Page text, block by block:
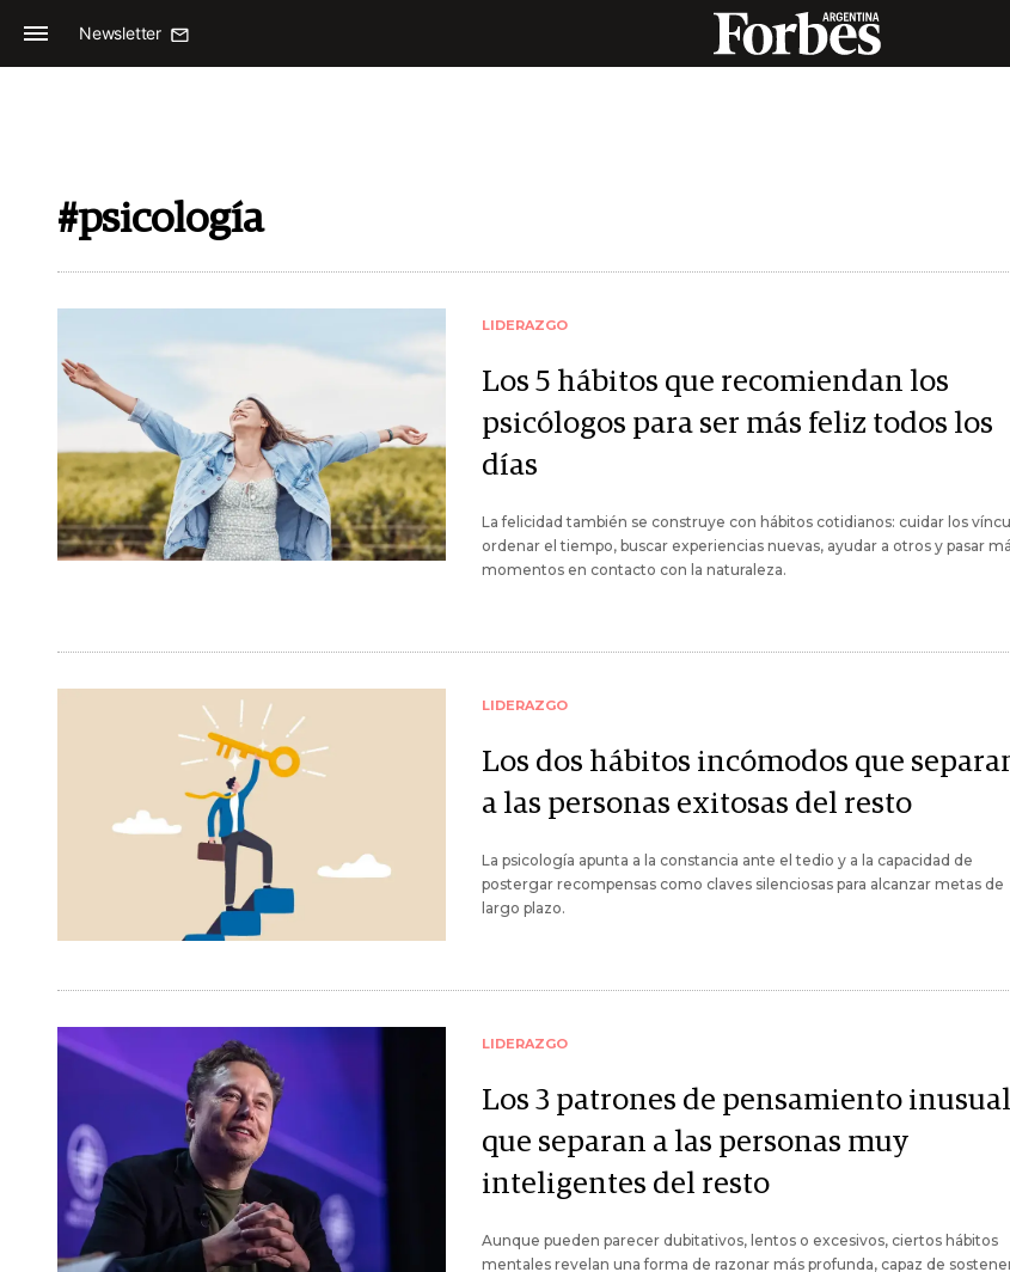
Newsletter
#psicología
LIDERAZGO
Los 5 hábitos que recomiendan los
psicólogos para ser más feliz todos los
días
La felicidad también se construye con hábitos cotidianos: cuidar los
ordenar el tiempo, buscar experiencias nuevas, ayudar a otros y pasar
momentos en contacto con la naturaleza.
LIDERAZGO
Los dos hábitos incómodos que
a las personas exitosas del resto
La psicología apunta a la constancia ante el tedio y a la capacidad de
postergar recompensas como claves silenciosas para alcanzar metas de
largo plazo.
LIDERAZGO
Los 3 patrones de pensamiento
que separan a las personas muy
inteligentes del resto
Aunque pueden parecer dubitativos, lentos o excesivos, ciertos hábitos
mentales revelan una forma de razonar más profunda, capaz de